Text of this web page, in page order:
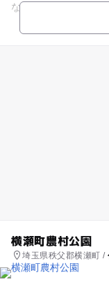
などもあり、様々な過ごし
横瀬町農村公園
埼玉県秩父郡横瀬町 /